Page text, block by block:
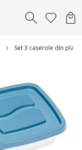
Set 3 caserole din